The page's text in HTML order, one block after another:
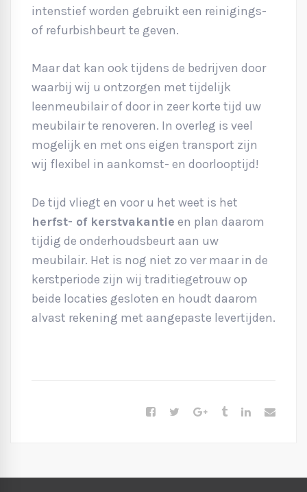
intenstief worden gebruikt een reinigings-
of refurbishbeurt te geven.
Maar dat kan ook tijdens de bedrijven door
waarbij wij u ontzorgen met tijdelijk
leenmeubilair of door in zeer korte tijd uw
meubilair te renoveren. In overleg is veel
mogelijk en met ons eigen transport zijn
wij flexibel in aankomst- en doorlooptijd!
De tijd vliegt en voor u het weet is het
herfst- of kerstvakantie en plan daarom
tijdig de onderhoudsbeurt aan uw
meubilair. Het is nog niet zo ver maar in de
kerstperiode zijn wij traditiegetrouw op
beide locaties gesloten en houdt daarom
alvast rekening met aangepaste levertijden.